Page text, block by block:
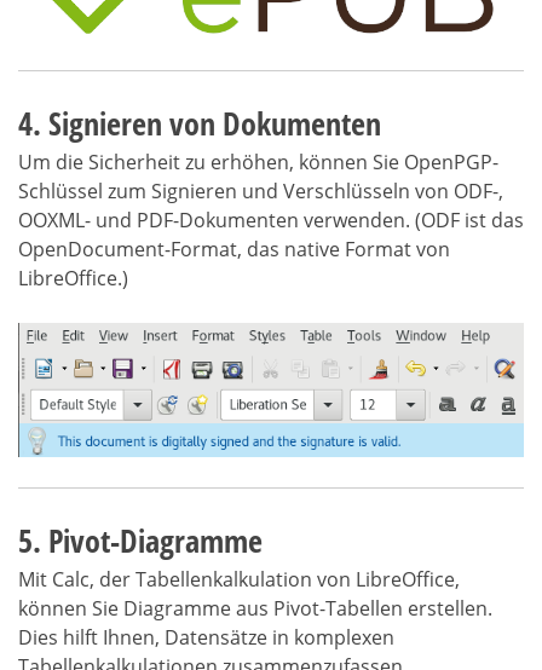
4. Signieren von Dokumenten
Um die Sicherheit zu erhöhen, können Sie OpenPGP-
Schlüssel zum Signieren und Verschlüsseln von ODF-,
OOXML- und PDF-Dokumenten verwenden. (ODF ist das
OpenDocument-Format, das native Format von
LibreOffice.)
5. Pivot-Diagramme
Mit Calc, der Tabellenkalkulation von LibreOffice,
können Sie Diagramme aus Pivot-Tabellen erstellen.
Dies hilft Ihnen, Datensätze in komplexen